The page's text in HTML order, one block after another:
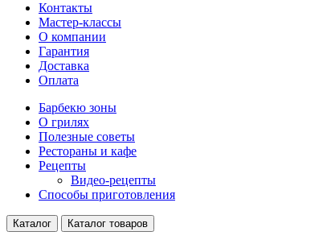
Контакты
Мастер-классы
О компании
Гарантия
Доставка
Оплата
Барбекю зоны
О грилях
Полезные советы
Рестораны и кафе
Рецепты
Видео-рецепты
Способы приготовления
Каталог Каталог товаров